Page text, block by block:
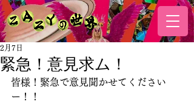
緊急！意見求ム！
2月7日
皆様！緊急で意見聞かせてください
ー！！